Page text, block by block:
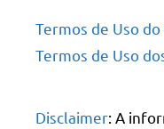
Termos de Uso do
Termos de Uso
Disclaimer: A